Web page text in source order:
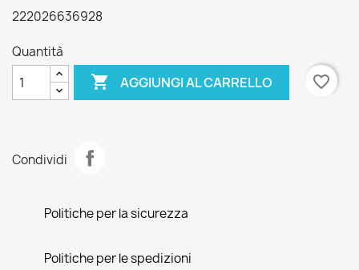
222026636928
Quantità
 AGGIUNGI AL CARRELLO favorite_border
Condividi
Politiche per la sicurezza
Politiche per le spedizioni